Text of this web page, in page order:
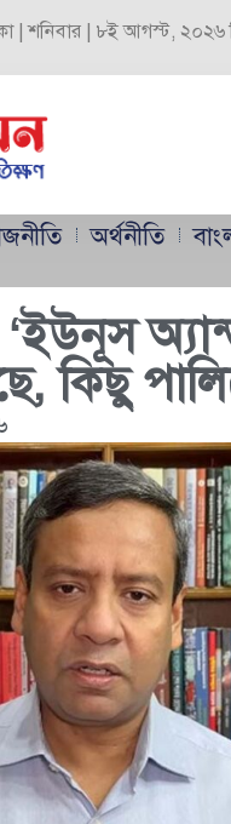
| শনিবার | ৮ই আগস্ট, ২০২৬
অর্থনীতি
কিছু